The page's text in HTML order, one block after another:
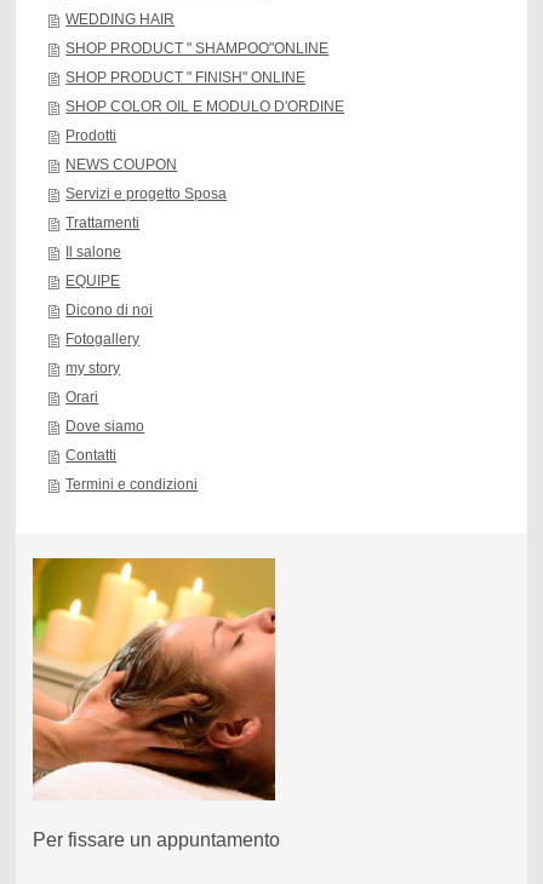
WEDDING HAIR
SHOP PRODUCT " SHAMPOO"ONLINE
SHOP PRODUCT " FINISH" ONLINE
SHOP COLOR OIL E MODULO D'ORDINE
Prodotti
NEWS COUPON
Servizi e progetto Sposa
Trattamenti
Il salone
EQUIPE
Dicono di noi
Fotogallery
my story
Orari
Dove siamo
Contatti
Termini e condizioni
Per fissare un appuntamento